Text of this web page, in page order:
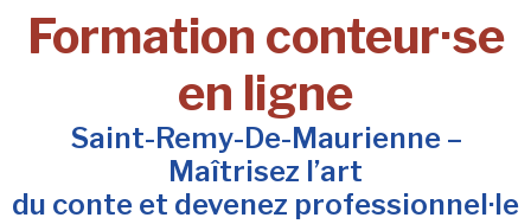
Formation conteur·se
en ligne
Saint-Remy-De-Maurienne –
Maîtrisez l’art
du conte et devenez professionnel·le